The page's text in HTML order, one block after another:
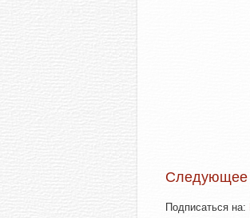
Следующее
Подписаться на: